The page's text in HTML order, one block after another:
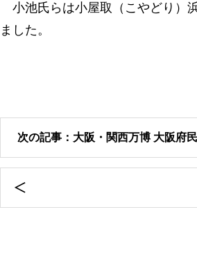
小池氏らは小屋取（こやどり）
ました。
次の記事：大阪・関西万博 大阪府